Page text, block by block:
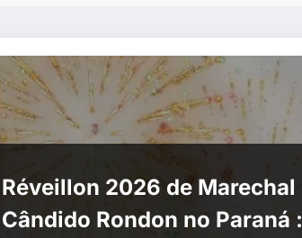
Réveillon 2026 de Marechal
Cândido Rondon no Paraná :